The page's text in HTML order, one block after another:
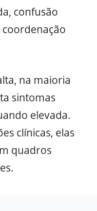
confusão
na maioria
sintomas
elevada.
clínicas, elas
quadros